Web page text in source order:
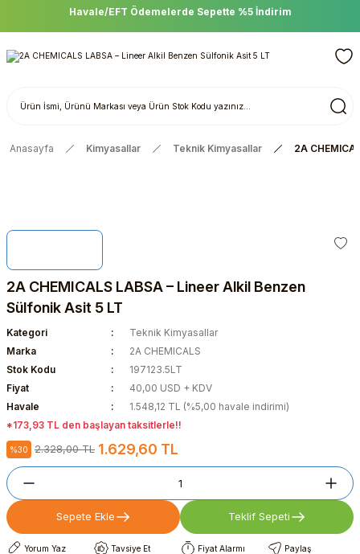
Havale/EFT Ödemelerde Sepette %5 İndirim
Anasayfa Kimyasallar Teknik Kimyasallar 2A
2A CHEMICALS LABSA – Lineer Alkil Benzen
Sülfonik Asit 5 LT
Kategori
Teknik Kimyasallar
Marka
2A CHEMICALS
Stok Kodu
197123.5LT
Fiyat
40,00 USD + KDV
Havale
1.548,12 TL (%5,00 havale indirimi)
*173,93 TL den başlayan taksitlerle!!
%30 2.328,00 TL 1.629,60 TL
Sepete Ekle Teklif Sepeti
Yorum Yaz Tavsiye Et Fiyat Alarmı Paylaş